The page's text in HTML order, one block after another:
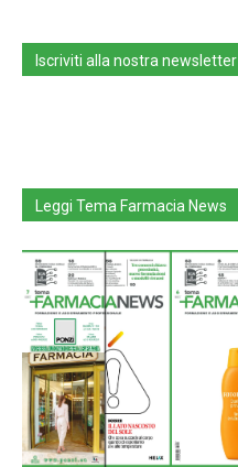
Iscriviti alla nostra newsletter
Leggi Tema Farmacia News